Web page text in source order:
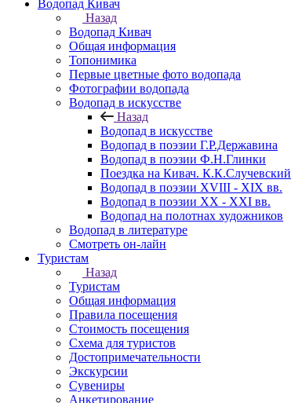
Водопад Кивач
Назад
Водопад Кивач
Общая информация
Топонимика
Первые цветные фото водопада
Фотографии водопада
Водопад в искусстве
Назад
Водопад в искусстве
Водопад в поэзии Г.Р.Державина
Водопад в поэзии Ф.Н.Глинки
Поездка на Кивач. К.К.Случевский
Водопад в поэзии XVIII - XIX вв.
Водопад в поэзии XX - XXI вв.
Водопад на полотнах художников
Водопад в литературе
Смотреть он-лайн
Туристам
Назад
Туристам
Общая информация
Правила посещения
Стоимость посещения
Схема для туристов
Достопримечательности
Экскурсии
Сувениры
Анкетирование